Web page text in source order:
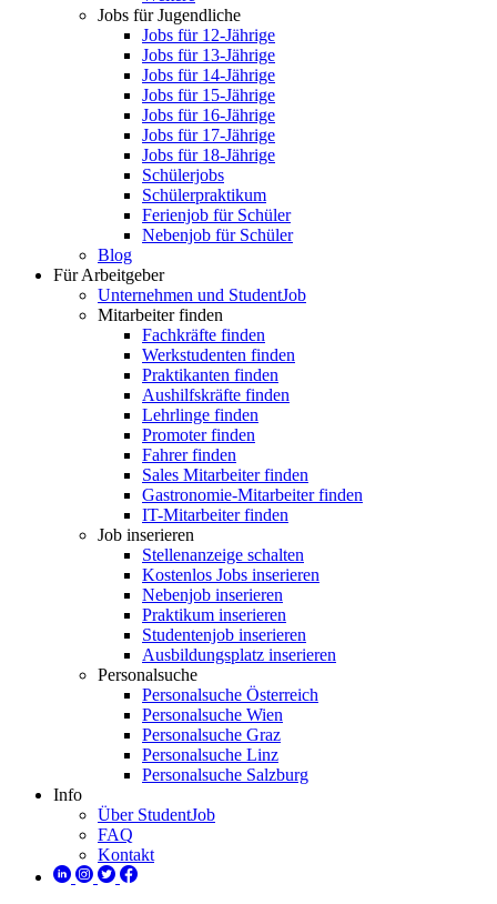
Jobs für Jugendliche
Jobs für 12-Jährige
Jobs für 13-Jährige
Jobs für 14-Jährige
Jobs für 15-Jährige
Jobs für 16-Jährige
Jobs für 17-Jährige
Jobs für 18-Jährige
Schülerjobs
Schülerpraktikum
Ferienjob für Schüler
Nebenjob für Schüler
Blog
Für Arbeitgeber
Unternehmen und StudentJob
Mitarbeiter finden
Fachkräfte finden
Werkstudenten finden
Praktikanten finden
Aushilfskräfte finden
Lehrlinge finden
Promoter finden
Fahrer finden
Sales Mitarbeiter finden
Gastronomie-Mitarbeiter finden
IT-Mitarbeiter finden
Job inserieren
Stellenanzeige schalten
Kostenlos Jobs inserieren
Nebenjob inserieren
Praktikum inserieren
Studentenjob inserieren
Ausbildungsplatz inserieren
Personalsuche
Personalsuche Österreich
Personalsuche Wien
Personalsuche Graz
Personalsuche Linz
Personalsuche Salzburg
Info
Über StudentJob
FAQ
Kontakt